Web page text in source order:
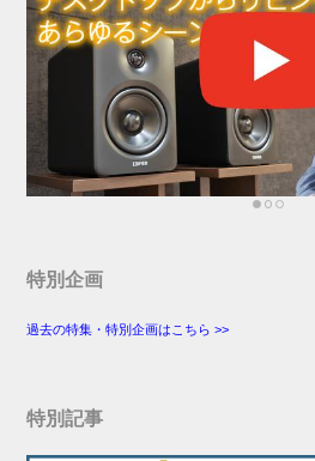
特別企画
過去の特集・特別企画はこちら >>
特別記事